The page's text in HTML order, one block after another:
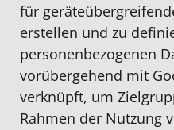
für
erstellen und zu
personenbezogenen
vorübergehend mit
verknüpft, um
Rahmen der Nutzung